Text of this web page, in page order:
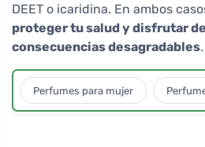
DEET o icaridina. En ambos
proteger tu salud y disfrutar
consecuencias desagradables.
Perfumes para mujer